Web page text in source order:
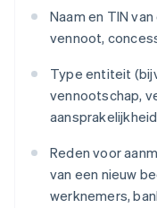
Naam en TIN
vennoot,
Type entiteit
vennootschap,
Reden voor
van een nieuw
werknemers,